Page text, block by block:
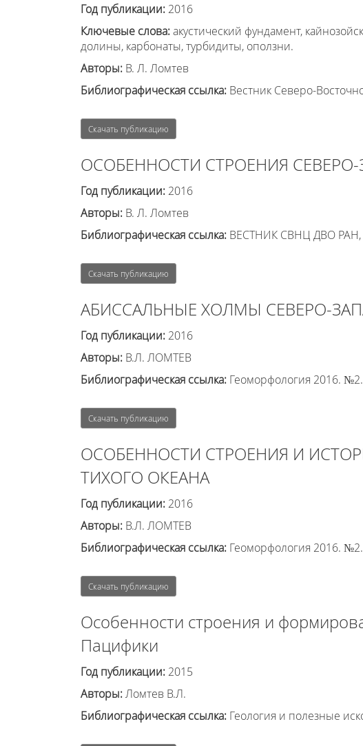
Год публикации: 2016
Ключевые слова:акустический фундамент,
долины, карбонаты, турбидиты, оползни.
Авторы: В. Л. Ломтев
Библиографическая ссылка: Вестник Северо-
Скачать публикацию
ОСОБЕННОСТИ СТРОЕНИЯ
Год публикации: 2016
Авторы: В. Л. Ломтев
Библиографическая ссылка: ВЕСТНИК СВНЦ ДВО РАН,
Скачать публикацию
АБИССАЛЬНЫЕ ХОЛМЫ СЕВЕРО-
Год публикации: 2016
Авторы: В.Л. ЛОМТЕВ
Библиографическая ссылка: Геоморфология 2016.
Скачать публикацию
ОСОБЕННОСТИ СТРОЕНИЯ И
ТИХОГО ОКЕАНА
Год публикации: 2016
Авторы: В.Л. ЛОМТЕВ
Библиографическая ссылка: Геоморфология 2016.
Скачать публикацию
Особенности строения и
Пацифики
Год публикации: 2015
Авторы:Ломтев В.Л.
Библиографическая ссылка: Геология и полезные